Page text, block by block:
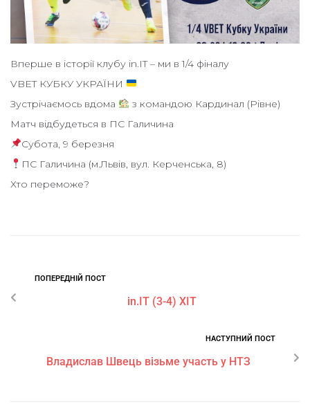
Вперше в історії клубу in.IT – ми в 1/4 фіналу
VBET КУБКУ УКРАЇНИ
Зустрічаємось вдома
з командою Кардинал (Рівне)
Матч відбудеться в ПС Галичина
Субота, 9 березня
ПС Галичина (м.Львів, вул. Керченська, 8)
Хто переможе?
ПОПЕРЕДНІЙ ПОСТ
in.IT (3-4) ХІТ
НАСТУПНИЙ ПОСТ
Владислав Швець візьме участь у НТЗ